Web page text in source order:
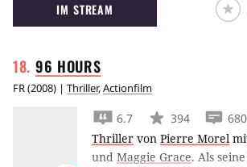
Juwelierladen planen – der
gehört…
IM STREAM
96 HOURS
FR(2008) | Thriller,Actionfilm
6.7 394
680
Thriller von Pierre Morel
und Maggie Grace. Als